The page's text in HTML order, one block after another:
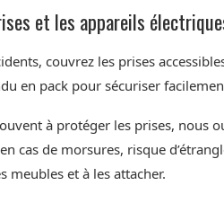
et les appareils
couvrez les prises
en pack pour sécuriser
à protéger les prises, nous
cas de morsures, risque
meubles et à les attacher.